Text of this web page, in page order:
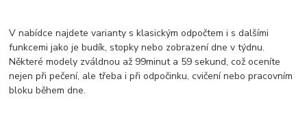
V nabídce najdete varianty s klasickým odpočtem i s dalšími
funkcemi jako je budík, stopky nebo zobrazení dne v týdnu.
Některé modely zváldnou až 99minut a 59 sekund, což oceníte
nejen při pečení, ale třeba i při odpočinku, cvičení nebo pracovním
bloku během dne.